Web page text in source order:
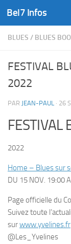
Skip to content
Bel7 Infos
BLUES / BLUES
FESTIVAL
2022
PAR JEAN-PAUL · 26
FESTIVAL
2022
Home – Blues sur
DU 15 NOV. 19:00
Page officielle du
Suivez toute
surwww.yvelines.fr
@Les_Yvelines